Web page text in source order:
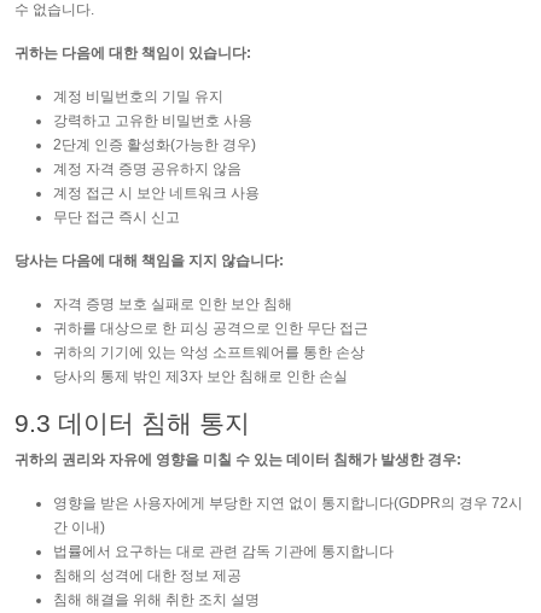
수 없습니다.
귀하는 다음에 대한 책임이 있습니다:
계정 비밀번호의 기밀 유지
강력하고 고유한 비밀번호 사용
2단계 인증 활성화(가능한 경우)
계정 자격 증명 공유하지 않음
계정 접근 시 보안 네트워크 사용
무단 접근 즉시 신고
당사는 다음에 대해 책임을 지지 않습니다:
자격 증명 보호 실패로 인한 보안 침해
귀하를 대상으로 한 피싱 공격으로 인한 무단 접근
귀하의 기기에 있는 악성 소프트웨어를 통한 손상
당사의 통제 밖인 제3자 보안 침해로 인한 손실
9.3 데이터 침해 통지
귀하의 권리와 자유에 영향을 미칠 수 있는 데이터 침해가 발생한 경우:
영향을 받은 사용자에게 부당한 지연 없이 통지합니다(GDPR의 경우 72시
간 이내)
법률에서 요구하는 대로 관련 감독 기관에 통지합니다
침해의 성격에 대한 정보 제공
침해 해결을 위해 취한 조치 설명